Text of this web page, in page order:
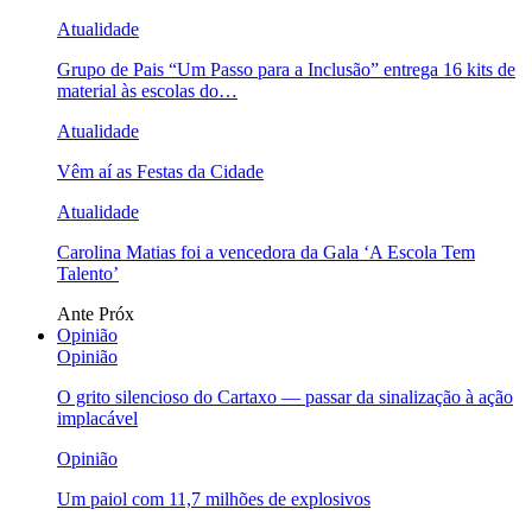
Atualidade
Grupo de Pais “Um Passo para a Inclusão” entrega 16 kits de
material às escolas do…
Atualidade
Vêm aí as Festas da Cidade
Atualidade
Carolina Matias foi a vencedora da Gala ‘A Escola Tem
Talento’
Ante Próx
Opinião
Opinião
O grito silencioso do Cartaxo — passar da sinalização à ação
implacável
Opinião
Um paiol com 11,7 milhões de explosivos